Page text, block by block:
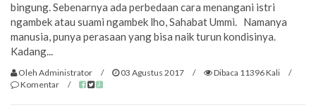
bingung. Sebenarnya ada perbedaan cara menangani istri
ngambek atau suami ngambek lho, Sahabat Ummi. Namanya
manusia, punya perasaan yang bisa naik turun kondisinya.
Kadang...
Oleh Administrator / 03 Agustus 2017 / Dibaca 11396 Kali
/
Komentar
/